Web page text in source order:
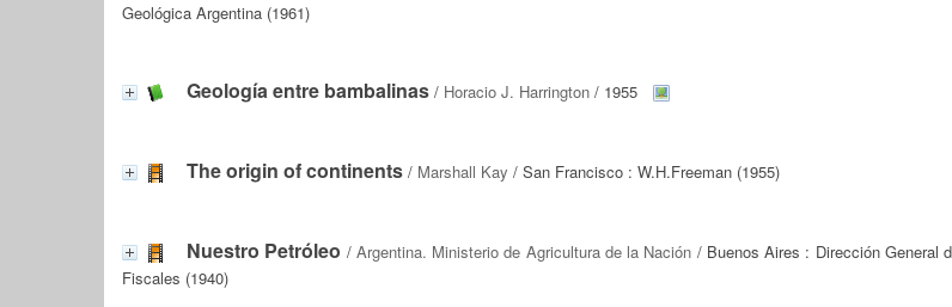
Geológica Argentina (1961)
Geología entre bambalinas / Horacio J. Harrington / 1955
The origin of continents / Marshall Kay / San Francisco : W.H.Freeman (1955)
Nuestro Petróleo / Argentina. Ministerio de Agricultura de la Nación / Buenos Aires : Dirección General
Fiscales (1940)